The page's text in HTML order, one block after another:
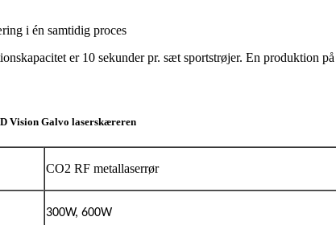
i én samtidig proces
er 10 sekunder pr. sæt sportstrøjer. En produktion
Vision Galvo laserskæreren
CO2 RF metallaserrør
300W, 600W